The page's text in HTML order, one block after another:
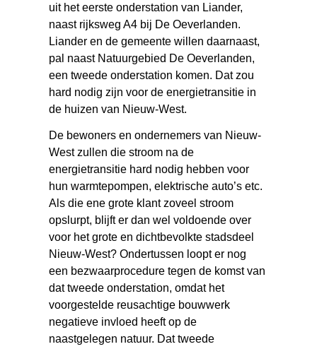
uit het eerste onderstation van Liander,
naast rijksweg A4 bij De Oeverlanden.
Liander en de gemeente willen daarnaast,
pal naast Natuurgebied De Oeverlanden,
een tweede onderstation komen. Dat zou
hard nodig zijn voor de energietransitie in
de huizen van Nieuw-West.
De bewoners en ondernemers van Nieuw-
West zullen die stroom na de
energietransitie hard nodig hebben voor
hun warmtepompen, elektrische auto’s etc.
Als die ene grote klant zoveel stroom
opslurpt, blijft er dan wel voldoende over
voor het grote en dichtbevolkte stadsdeel
Nieuw-West? Ondertussen loopt er nog
een bezwaarprocedure tegen de komst van
dat tweede onderstation, omdat het
voorgestelde reusachtige bouwwerk
negatieve invloed heeft op de
naastgelegen natuur. Dat tweede